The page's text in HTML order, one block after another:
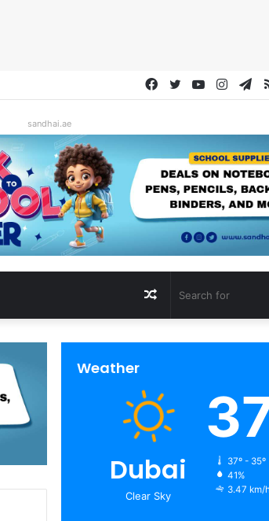
YouTube
Twitter
Facebook
sandhai.ae
Random
Article
Weather
Dubai
Clear Sky
37º - 35º
41%
3.47 km/h